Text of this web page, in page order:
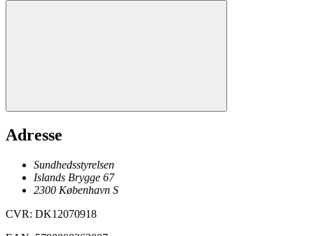
Adresse
Sundhedsstyrelsen
Islands Brygge 67
2300 København S
CVR: DK12070918